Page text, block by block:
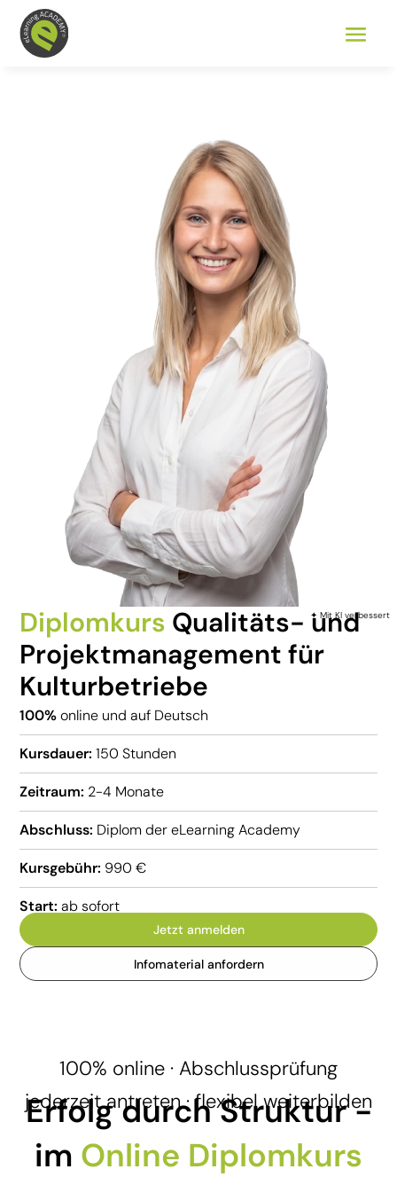
Diplomkurs Qualitäts- und
Projektmanagement für
Kulturbetriebe
100%online und auf Deutsch
Kursdauer: 150 Stunden
Zeitraum: 2-4 Monate
Abschluss: Diplom der eLearning Academy
Kursgebühr: 990 €
Start: ab sofort
Jetzt anmelden
Infomaterial anfordern
✦ Mit KI verbessert
100% online · Abschlussprüfung
jederzeit antreten · flexibel weiterbilden
Erfolg durch Struktur -
im Online Diplomkurs